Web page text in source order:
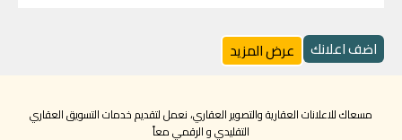
اضف اعلانك عرض المزيد
مسعاك للاعلانات العقارية والتصوير العقاري، نعمل لتقديم خدمات التسويق العقاري
التقليدي و الرقمي معاً